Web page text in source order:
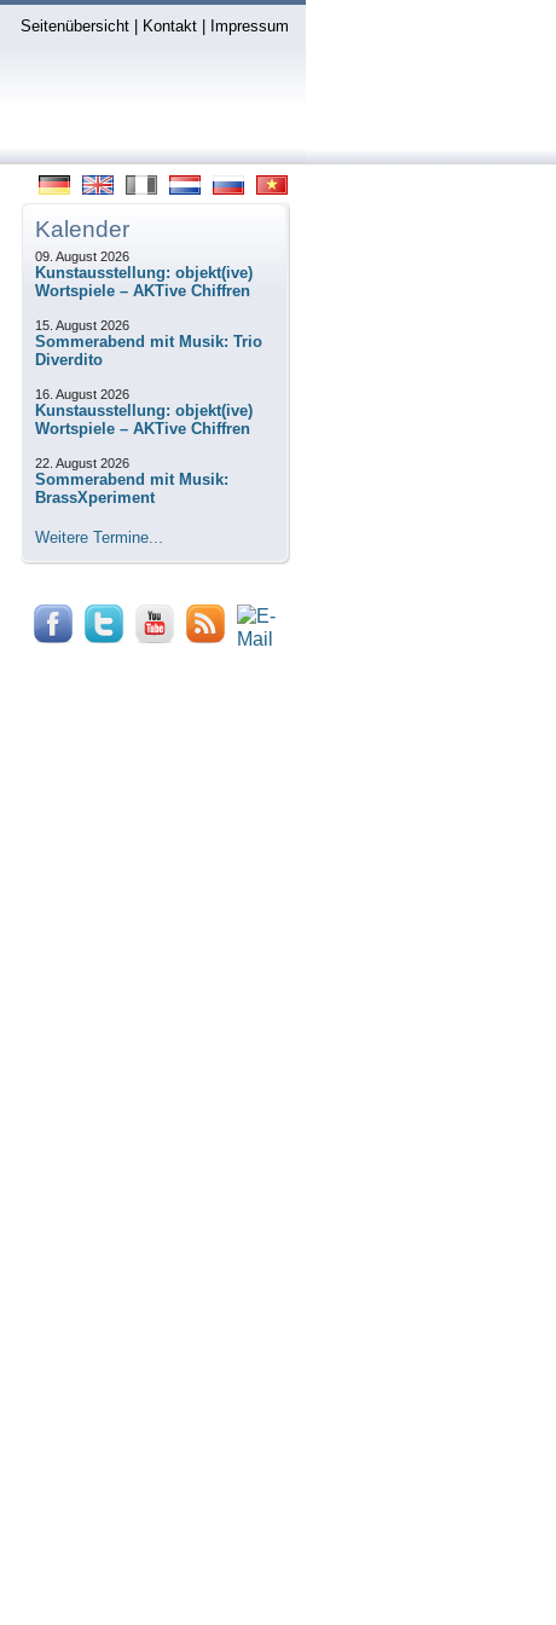
Seitenübersicht| Kontakt| Impressum
Kalender
09. August 2026
Kunstausstellung: objekt(ive)
Wortspiele – AKTive Chiffren
15. August 2026
Sommerabend mit Musik: Trio
Diverdito
16. August 2026
Kunstausstellung: objekt(ive)
Wortspiele – AKTive Chiffren
22. August 2026
Sommerabend mit Musik:
BrassXperiment
Weitere Termine...